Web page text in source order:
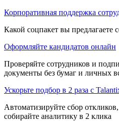
Корпоративная поддержка
Какой соцпакет вы предлагаете
Оформляйте кандидатов онлайн
Проверяйте сотрудников и
документы без бумаг и личных
Ускорьте подбор в 2 раза с
Автоматизируйте сбор
собирайте аналитику в 2 клика